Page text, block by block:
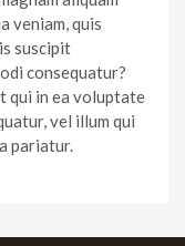
veniam, quis
suscipit
consequatur?
qui in ea voluptate
vel illum qui
pariatur.